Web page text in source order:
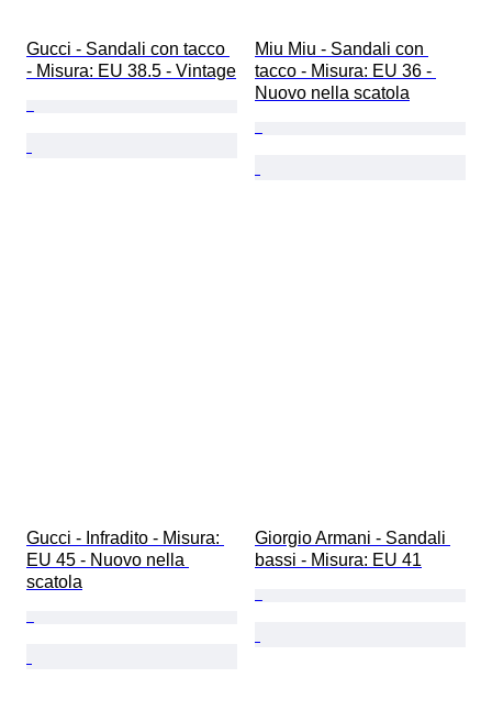
Gucci - Sandali con tacco
- Misura: EU 38.5 - Vintage
Miu Miu - Sandali con
tacco - Misura: EU 36 -
Nuovo nella scatola
Gucci - Infradito - Misura:
EU 45 - Nuovo nella
scatola
Giorgio Armani - Sandali
bassi - Misura: EU 41